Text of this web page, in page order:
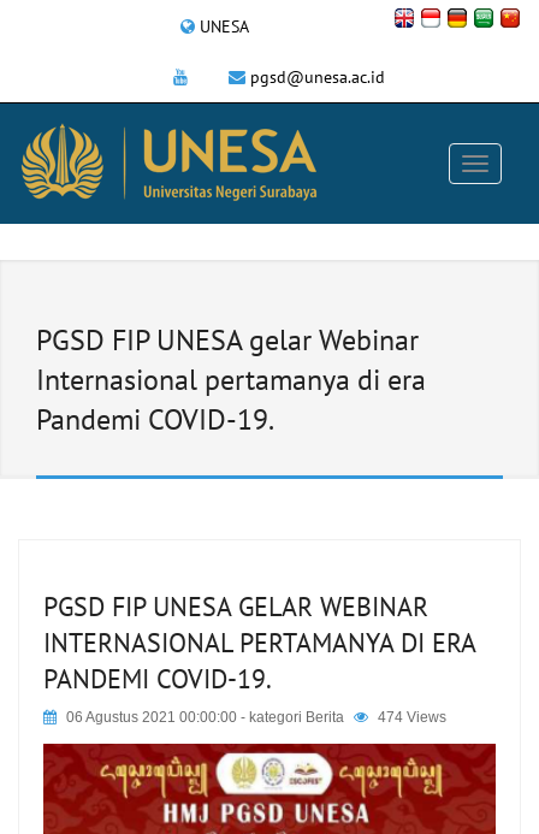
UNESA
pgsd@unesa.ac.id
PGSD FIP UNESA gelar Webinar
Internasional pertamanya di era
Pandemi COVID-19.
PGSD FIP UNESA GELAR WEBINAR
INTERNASIONAL PERTAMANYA DI ERA
PANDEMI COVID-19.
06 Agustus 2021 00:00:00 - kategori Berita 474 Views